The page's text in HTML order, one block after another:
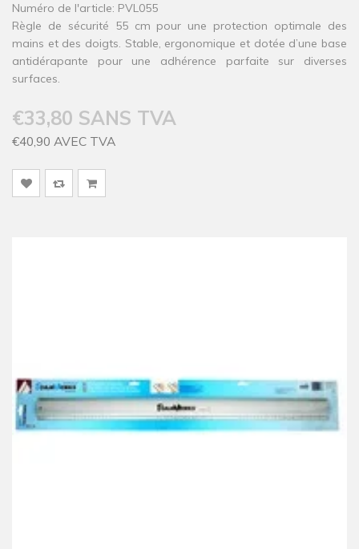
Numéro de l'article: PVL055
Règle de sécurité 55 cm pour une protection optimale des
mains et des doigts. Stable, ergonomique et dotée d’une base
antidérapante pour une adhérence parfaite sur diverses
surfaces.
€33,80 SANS TVA
€40,90 AVEC TVA